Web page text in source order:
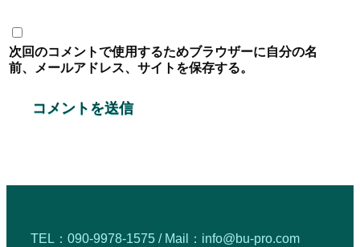
次回のコメントで使用するためブラウザーに自分の名
前、メールアドレス、サイトを保存する。
TEL： 090-9978-1575 / Mail： info@bu-pro.com